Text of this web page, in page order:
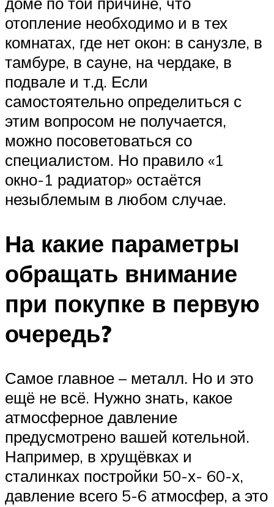
отопление необходимо и в тех
комнатах, где нет окон: в санузле, в
тамбуре, в сауне, на чердаке, в
подвале и т.д. Если
самостоятельно определиться с
этим вопросом не получается,
можно посоветоваться со
специалистом. Но правило «1
окно-1 радиатор» остаётся
незыблемым в любом случае.
На какие параметры
обращать внимание
при покупке в первую
очередь?
Самое главное – металл. Но и это
ещё не всё. Нужно знать, какое
атмосферное давление
предусмотрено вашей котельной.
Например, в хрущёвках и
сталинках постройки 50-х- 60-х,
давление всего 5-6 атмосфер, а это